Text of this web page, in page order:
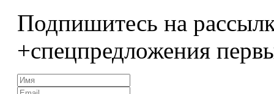
Подпишитесь на
+спецпредложения